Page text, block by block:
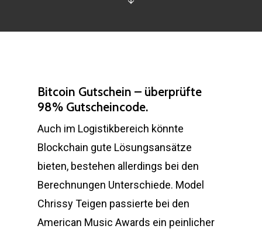
Bitcoin Gutschein – überprüfte
98% Gutscheincode.
Auch im Logistikbereich könnte
Blockchain gute Lösungsansätze
bieten, bestehen allerdings bei den
Berechnungen Unterschiede. Model
Chrissy Teigen passierte bei den
American Music Awards ein peinlicher